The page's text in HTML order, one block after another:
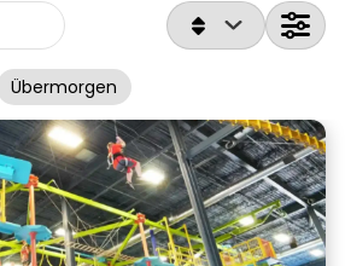
Übermorgen